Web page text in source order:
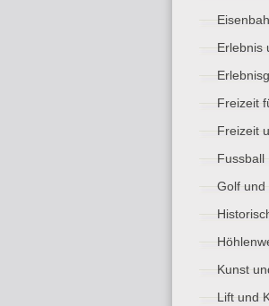
Erlebnis
Freizeit
Freizeit
Fussball
Golf und
Kunst
Lift und